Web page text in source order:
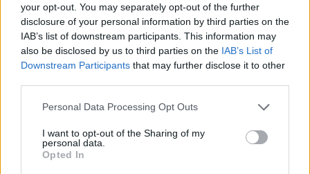
your opt-out. You may separately opt-out of the further
disclosure of your personal information by third parties on the
IAB’s list of downstream participants. This information may
also be disclosed by us to third parties on the IAB’s List of
Downstream Participants that may further disclose it to other
Personal Data Processing Opt Outs
I want to opt-out of the Sharing of my
personal data.
Opted In